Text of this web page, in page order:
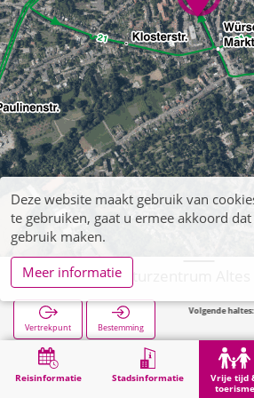
Reisinformatie Stadsinformatie
Vrije tijd
toerisme
Vertrekpunt Bestemming
Volgende haltes:
Vrije tijd & toerisme Entertainment Würselen,
Deze website maakt gebruik van
te gebruiken, gaat u ermee akkoord
gebruik maken.
Meer informatie